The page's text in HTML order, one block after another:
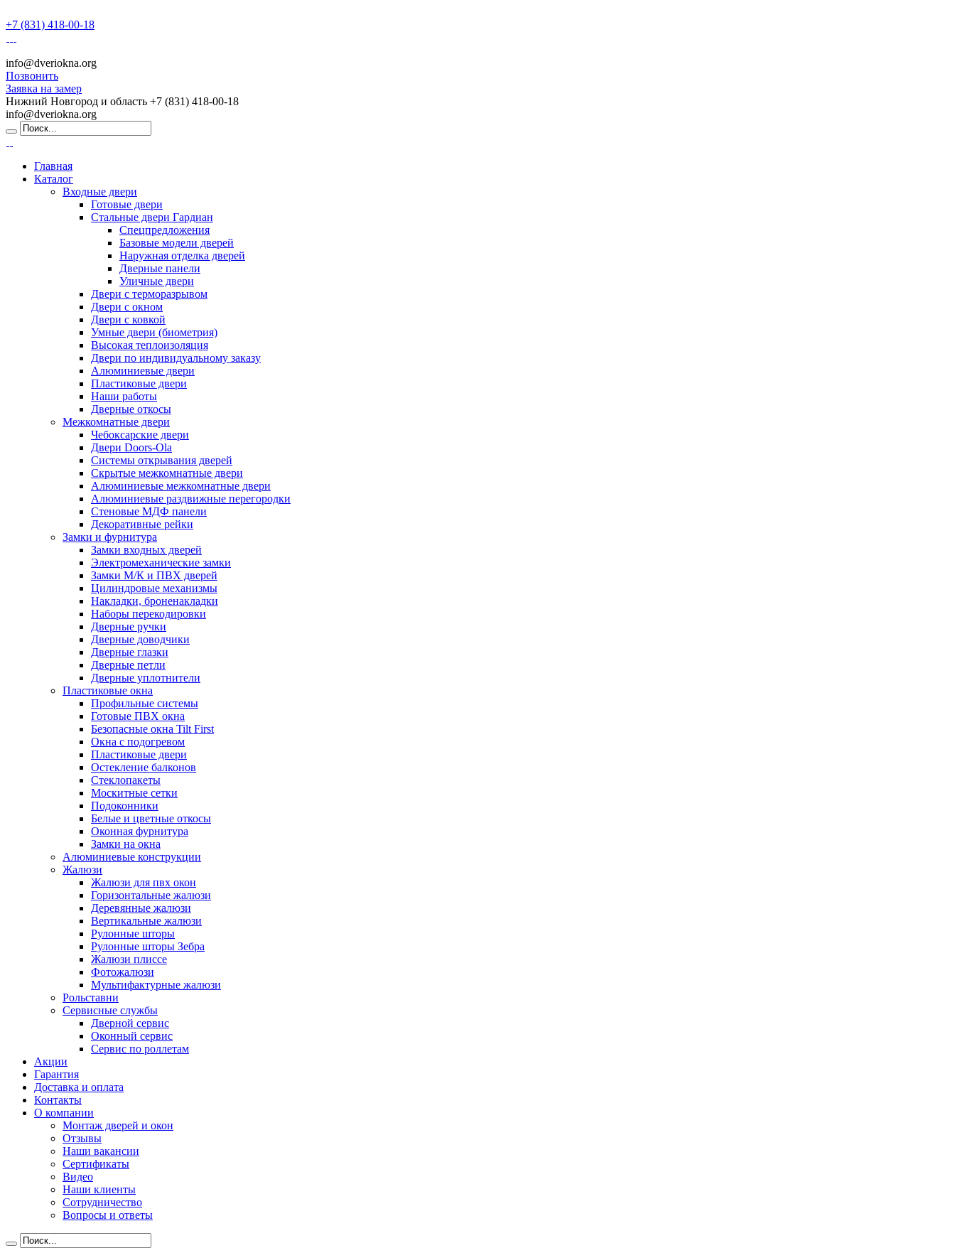
+7 (831) 418-00-18
info@dveriokna.org
Позвонить
Заявка на замер
Нижний Новгород и область +7 (831) 418-00-18
info@dveriokna.org
Главная
Каталог
Входные двери
Готовые двери
Стальные двери Гардиан
Спецпредложения
Базовые модели дверей
Наружная отделка дверей
Дверные панели
Уличные двери
Двери с терморазрывом
Двери с окном
Двери с ковкой
Умные двери (биометрия)
Высокая теплоизоляция
Двери по индивидуальному заказу
Алюминиевые двери
Пластиковые двери
Наши работы
Дверные откосы
Межкомнатные двери
Чебоксарские двери
Двери Doors-Ola
Системы открывания дверей
Скрытые межкомнатные двери
Алюминиевые межкомнатные двери
Алюминиевые раздвижные перегородки
Стеновые МДФ панели
Декоративные рейки
Замки и фурнитура
Замки входных дверей
Электромеханические замки
Замки М/К и ПВХ дверей
Цилиндровые механизмы
Накладки, броненакладки
Наборы перекодировки
Дверные ручки
Дверные доводчики
Дверные глазки
Дверные петли
Дверные уплотнители
Пластиковые окна
Профильные системы
Готовые ПВХ окна
Безопасные окна Tilt First
Окна с подогревом
Пластиковые двери
Остекление балконов
Стеклопакеты
Москитные сетки
Подоконники
Белые и цветные откосы
Оконная фурнитура
Замки на окна
Алюминиевые конструкции
Жалюзи
Жалюзи для пвх окон
Горизонтальные жалюзи
Деревянные жалюзи
Вертикальные жалюзи
Рулонные шторы
Рулонные шторы Зебра
Жалюзи плиссе
Фотожалюзи
Мультифактурные жалюзи
Рольставни
Сервисные службы
Дверной сервис
Оконный сервис
Сервис по роллетам
Акции
Гарантия
Доставка и оплата
Контакты
О компании
Монтаж дверей и окон
Отзывы
Наши вакансии
Сертификаты
Видео
Наши клиенты
Сотрудничество
Вопросы и ответы